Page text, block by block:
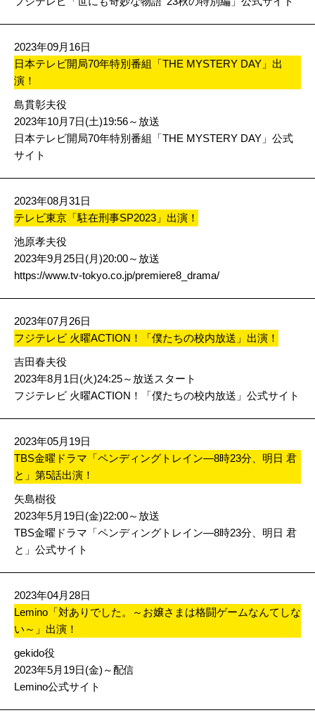
2023年09月16日
日本テレビ開局70年特別番組「THE MYSTERY DAY」出
演！
島貫彰夫役
2023年10月7日(土)19:56～放送
日本テレビ開局70年特別番組「THE MYSTERY DAY」公式
サイト
2023年08月31日
テレビ東京「駐在刑事SP2023」出演！
池原孝夫役
2023年9月25日(月)20:00～放送
https://www.tv-tokyo.co.jp/premiere8_drama/
2023年07月26日
フジテレビ 火曜ACTION！「僕たちの校内放送」出演！
吉田春夫役
2023年8月1日(火)24:25～放送スタート
フジテレビ 火曜ACTION！「僕たちの校内放送」公式サイト
2023年05月19日
TBS金曜ドラマ「ペンディングトレイン―8時23分、明日 君
と」第5話出演！
矢島樹役
2023年5月19日(金)22:00～放送
TBS金曜ドラマ「ペンディングトレイン―8時23分、明日 君
と」公式サイト
2023年04月28日
Lemino「対ありでした。～お嬢さまは格闘ゲームなんてしな
い～」出演！
gekido役
2023年5月19日(金)～配信
Lemino公式サイト